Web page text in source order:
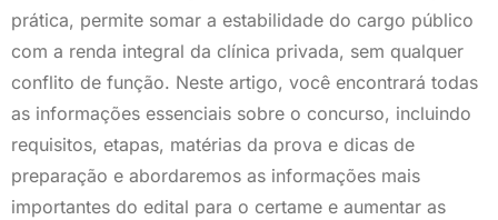
prática, permite somar a estabilidade do cargo público
com a renda integral da clínica privada, sem qualquer
conflito de função. Neste artigo, você encontrará todas
as informações essenciais sobre o concurso, incluindo
requisitos, etapas, matérias da prova e dicas de
preparação e abordaremos as informações mais
importantes do edital para o certame e aumentar as